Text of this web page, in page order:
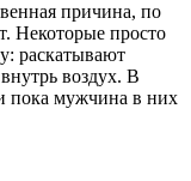
причина, по
Некоторые просто
раскатывают
воздух. В
пока мужчина в них